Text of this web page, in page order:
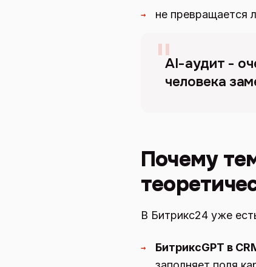
→ не превращается
"AI-аудит -
человека
Почему
В Битрикс24 уже
→ БитриксGPT в